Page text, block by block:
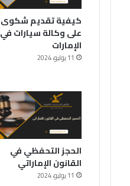
كيفية تقديم شكوى
على وكالة سيارات في
الإمارات
11 يوليو، 2024
الحجز التحفظي في
القانون الإماراتي
11 يوليو، 2024